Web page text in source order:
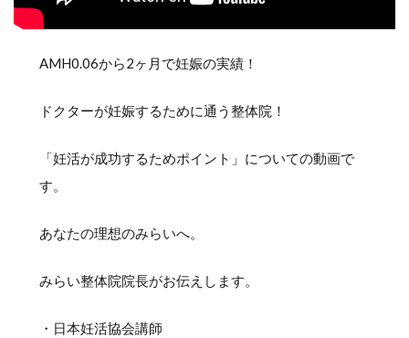
AMH0.06から2ヶ月で妊娠の実績！
ドクターが妊娠するために通う整体院！
「妊活が成功するためポイント」についての動画で
す。
あなたの理想のみらいへ。
みらい整体院院長がお伝えします。
・日本妊活協会講師